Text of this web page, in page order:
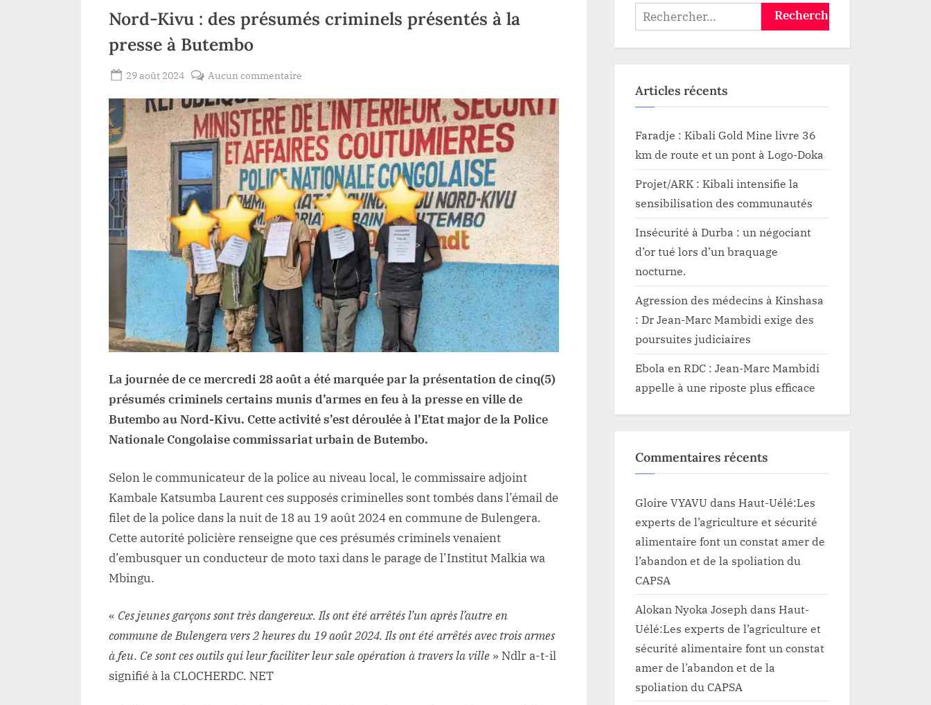
Nord-Kivu : des présumés criminels présentés à la
presse à Butembo
Posted
29 août 2024
ROMEO
Aucun commentaire
Kivu
:
des
présumés
criminels
présentés
à
la
presse
à
Butembo
La journée de ce mercredi 28 août a été marquée par la présentation de cinq(5)
présumés criminels certains munis d’armes en feu à la presse en ville de
Butembo au Nord-Kivu. Cette activité s’est déroulée à l’Etat major de la Police
Nationale Congolaise commissariat urbain de Butembo.
Selon le communicateur de la police au niveau local, le commissaire adjoint
Kambale Katsumba Laurent ces supposés criminelles sont tombés dans l’émail de
filet de la police dans la nuit de 18 au 19 août 2024 en commune de Bulengera.
Cette autorité policière renseigne que ces présumés criminels venaient
d’embusquer un conducteur de moto taxi dans le parage de l’Institut Malkia wa
Mbingu.
« Ces jeunes garçons sont très dangereux. Ils ont été arrêtés l’un après l’autre en
commune de Bulengera vers 2 heures du 19 août 2024. Ils ont été arrêtés avec trois armes
à feu. Ce sont ces outils qui leur faciliter leur sale opération à travers la ville » Ndlr a-t-il
signifié à la CLOCHERDC. NET
Rechercher :
Articles récents
Faradje : Kibali Gold Mine livre 36
km de route et un pont à Logo-Doka
Projet/ARK : Kibali intensifie la
sensibilisation des communautés
Insécurité à Durba : un négociant
d’or tué lors d’un braquage
nocturne.
Agression des médecins à Kinshasa
: Dr Jean-Marc Mambidi exige des
poursuites judiciaires
Ebola en RDC : Jean-Marc Mambidi
appelle à une riposte plus efficace
Commentaires récents
Gloire VYAVU dans Haut-Uélé:Les
experts de l’agriculture et sécurité
alimentaire font un constat amer de
l’abandon et de la spoliation du
CAPSA
Alokan Nyoka Joseph dans Haut-
Uélé:Les experts de l’agriculture et
sécurité alimentaire font un constat
amer de l’abandon et de la
spoliation du CAPSA